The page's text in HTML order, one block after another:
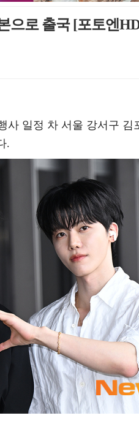
으로 출국 [포토엔
사 일정 차 서울 강서구 김
.